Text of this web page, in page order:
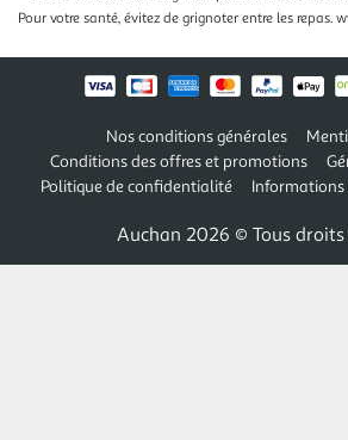
Pour votre santé, évitez de grignoter entre les repas.
Nos conditions générales
Conditions des offres et promotions
Politique de confidentialité
Auchan 2026 © Tous droits